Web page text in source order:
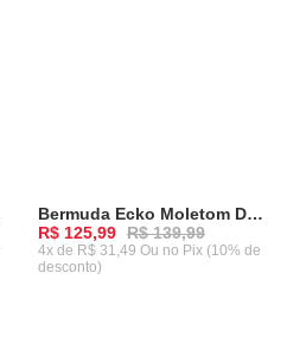
-10%Bermuda Ecko Moletom Detail Preta
R$ 125,99 R$ 139,99
4x de R$ 31,49 Ou no Pix (10% de
desconto)